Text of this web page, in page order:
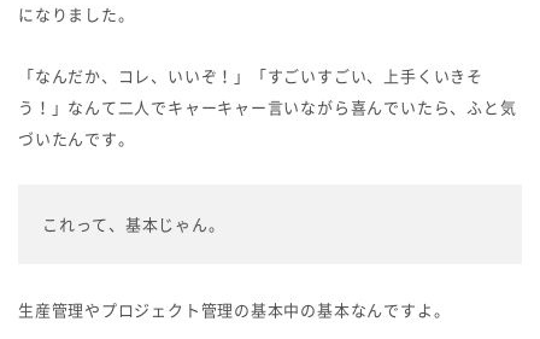
になりました。
「なんだか、コレ、いいぞ！」「すごいすごい、上手くいきそ
う！」なんて二人でキャーキャー言いながら喜んでいたら、ふと気
づいたんです。
これって、基本じゃん。
生産管理やプロジェクト管理の基本中の基本なんですよ。